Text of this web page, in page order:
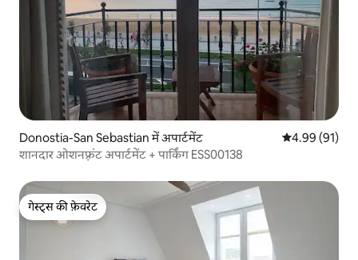
Donostia-San Sebastian में अपार्टमेंट औसत रेटिंग 5 में
4.99 (91)
शानदार ओशनफ़्रंट अपार्टमेंट + पार्किंग ESS00138
गेस्ट्स की फ़ेवरेट
गेस्ट्स की फ़ेवरेट